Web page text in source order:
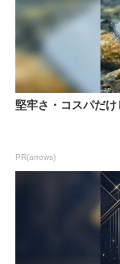
堅牢さ・コスパだ
PR(arrows)